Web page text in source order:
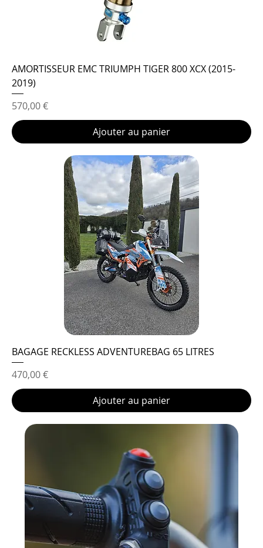
AMORTISSEUR EMC TRIUMPH TIGER 800 XCX (2015-
2019)
Prix
570,00 €
Ajouter au panier
BAGAGE RECKLESS ADVENTUREBAG 65 LITRES
Prix
470,00 €
Ajouter au panier